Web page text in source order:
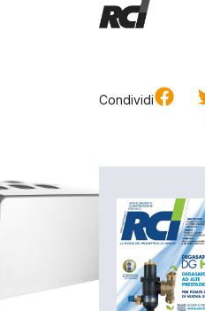
Condividi